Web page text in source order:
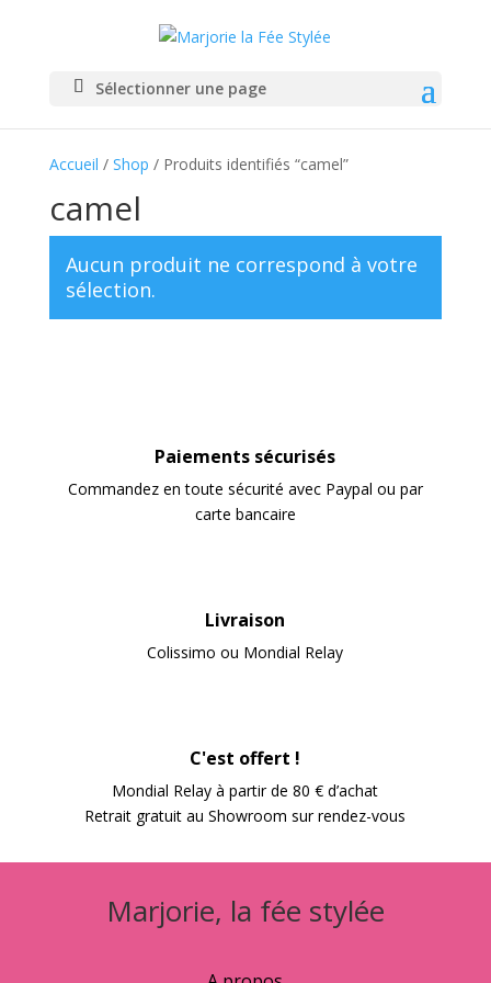
Sélectionner une page
Accueil / Shop / Produits identifiés “camel”
camel
Aucun produit ne correspond à votre
sélection.
Paiements sécurisés
Commandez en toute sécurité avec Paypal ou par
carte bancaire
Livraison
Colissimo ou Mondial Relay
C'est offert !
Mondial Relay à partir de 80 € d’achat
Retrait gratuit au Showroom sur rendez-vous
Marjorie, la fée stylée